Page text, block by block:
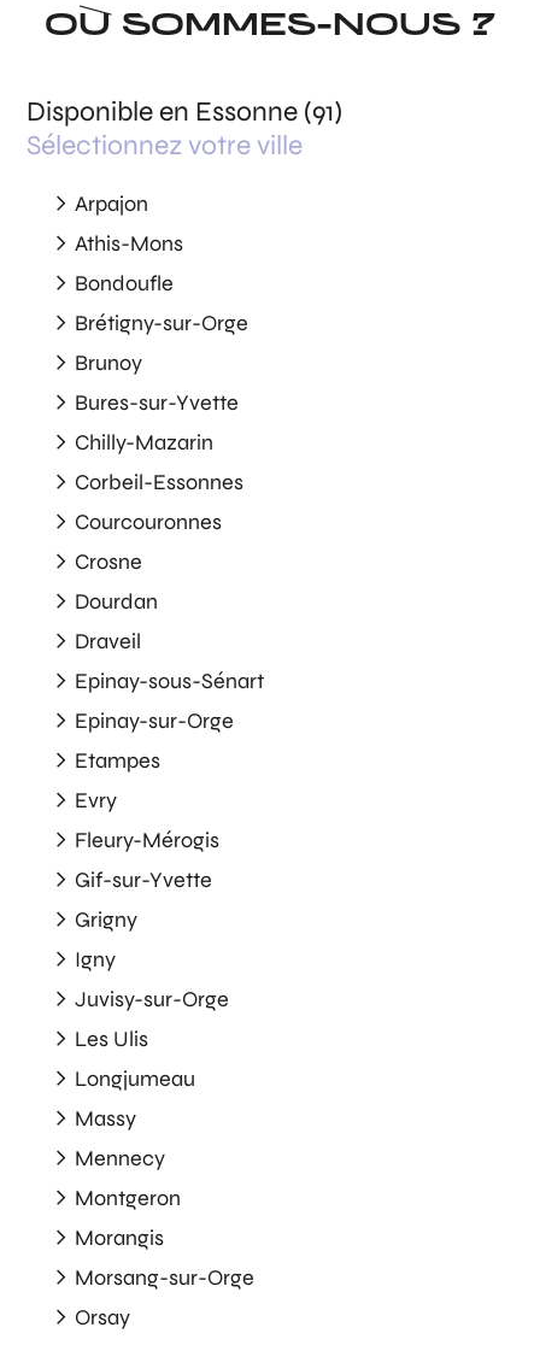
OÙ SOMMES-NOUS ?
Disponible en Essonne (91)
Sélectionnez votre ville
Arpajon
Athis-Mons
Bondoufle
Brétigny-sur-Orge
Brunoy
Bures-sur-Yvette
Chilly-Mazarin
Corbeil-Essonnes
Courcouronnes
Crosne
Dourdan
Draveil
Epinay-sous-Sénart
Epinay-sur-Orge
Etampes
Evry
Fleury-Mérogis
Gif-sur-Yvette
Grigny
Igny
Juvisy-sur-Orge
Les Ulis
Longjumeau
Massy
Mennecy
Montgeron
Morangis
Morsang-sur-Orge
Orsay